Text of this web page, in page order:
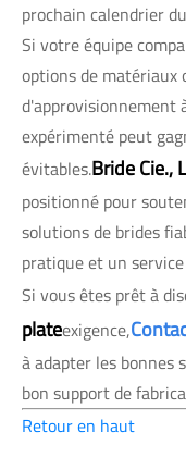
prochain calendrier
Si votre équipe
options de matériaux
d'approvisionnement
expérimenté peut
évitables.Bride Cie.,
positionné pour
solutions de brides
pratique et un
Si vous êtes prêt à
plateexigence,
à adapter les bonnes
bon support de
Retour en haut